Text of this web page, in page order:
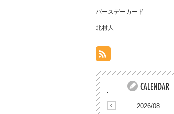
バースデーカード
北村人
2026/08